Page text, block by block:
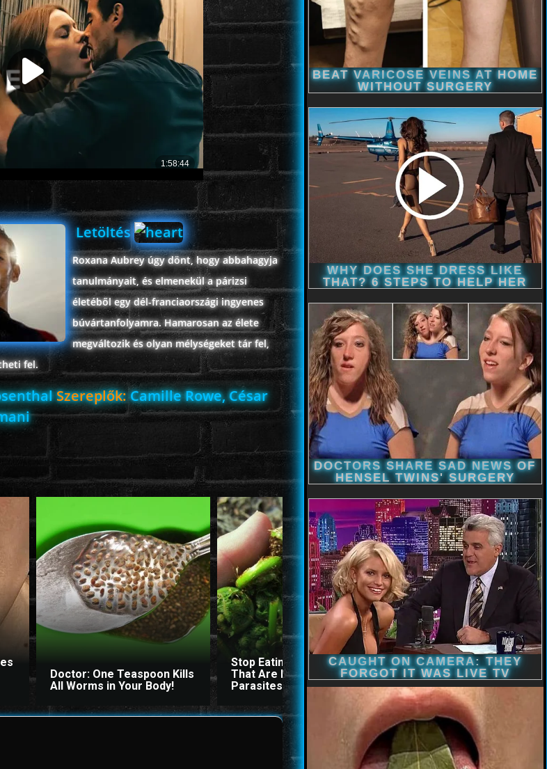
Letöltés
Roxana Aubrey úgy dönt, hogy abbahagyja
tanulmányait, és elmenekül a párizsi
életéből egy dél-franciaországi ingyenes
búvártanfolyamra. Hamarosan az élete
megváltozik és olyan mélységeket tár fel,
fel.
Szereplők:Camille Rowe, César
Doctor: One Teaspoon Kills
All Worms in Your Body!
Stop Eating These 3 Foods
That Are Known to Cause
Parasites
The Stool Will Fly Out
Immediately If You Drink
Before Bed